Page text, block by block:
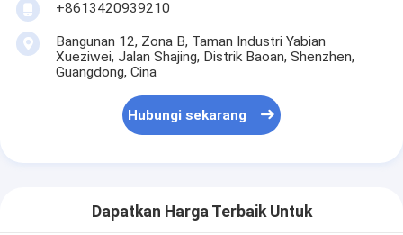
+8613420939210
Bangunan 12, Zona B, Taman Industri Yabian
Xueziwei, Jalan Shajing, Distrik Baoan, Shenzhen,
Guangdong, Cina
Hubungi sekarang
Dapatkan Harga Terbaik Untuk